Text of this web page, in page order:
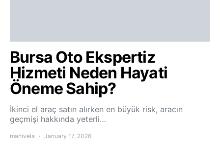
Bursa Oto Ekspertiz
Hizmeti Neden Hayati
Öneme Sahip?
İkinci el araç satın alırken en büyük risk, aracın
geçmişi hakkında yeterli…
manivela January 17, 2026